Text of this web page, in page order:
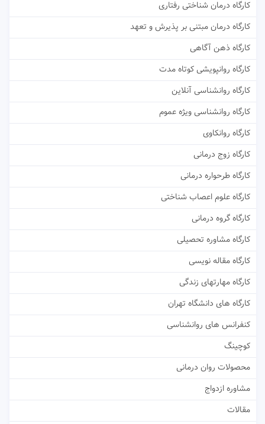
کارگاه درمان شناختی رفتاری
کارگاه درمان مبتنی بر پذیرش و تعهد
کارگاه ذهن آگاهی
کارگاه روانپویشی کوتاه مدت
کارگاه روانشناسی آنلاین
کارگاه روانشناسی ویژه عموم
کارگاه روانکاوی
کارگاه زوج درمانی
کارگاه طرحواره درمانی
کارگاه علوم اعصاب شناختی
کارگاه گروه درمانی
کارگاه مشاوره تحصیلی
کارگاه مقاله نویسی
کارگاه مهارتهای زندگی
کارگاه های دانشگاه تهران
کنفرانس های روانشناسی
کوچینگ
محصولات روان درمانی
مشاوره ازدواج
مقالات